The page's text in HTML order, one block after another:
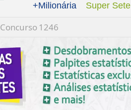
+Milionária
Super Sete
Concurso 1246